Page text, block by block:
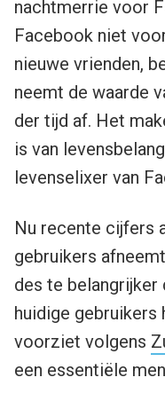
nachtmerrie voor
Facebook niet
nieuwe vrienden,
neemt de waarde
der tijd af. Het
is van
levenselixer van
Nu recente cijfers
gebruikers
des te belangrijker
huidige gebruikers
voorziet volgens
een essentiële